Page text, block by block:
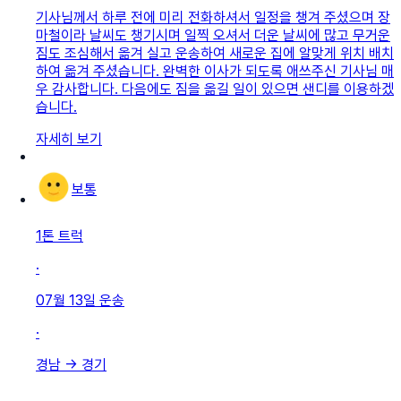
기사님께서 하루 전에 미리 전화하셔서 일정을 챙겨 주셨으며 장
마철이라 날씨도 챙기시며 일찍 오셔서 더운 날씨에 많고 무거운
짐도 조심해서 옮겨 실고 운송하여 새로운 집에 알맞게 위치 배치
하여 옮겨 주셨습니다. 완벽한 이사가 되도록 애쓰주신 기사님 매
우 감사합니다. 다음에도 짐을 옮길 일이 있으면 샌디를 이용하겠
습니다.
자세히 보기
보통
1톤 트럭
·
07월 13일 운송
·
경남 → 경기